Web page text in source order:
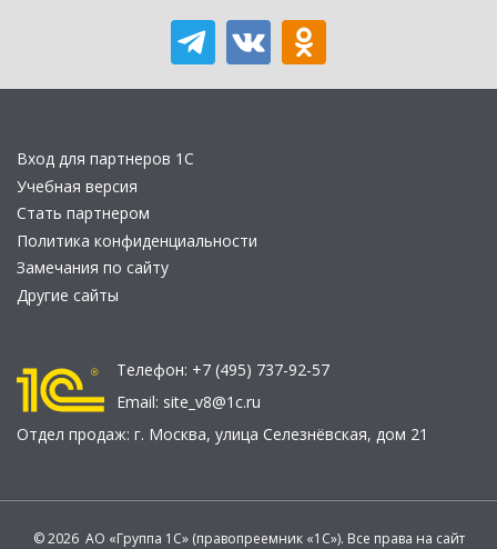
Вход для партнеров 1С
Учебная версия
Стать партнером
Политика конфиденциальности
Замечания по сайту
Другие сайты
Телефон: +7 (495) 737-92-57
Email: site_v8@1c.ru
Отдел продаж: г. Москва, улица Селезнёвская, дом 21
© 2026 АО «Группа 1С» (правопреемник «1С»). Все права на сайт